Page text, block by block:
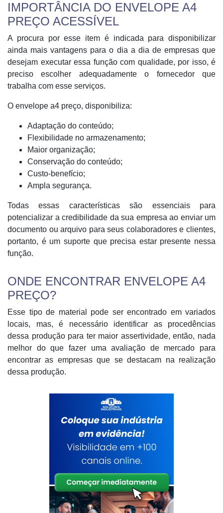
IMPORTÂNCIA DO ENVELOPE A4
PREÇO ACESSÍVEL
A procura por esse item é indicada para disponibilizar
ainda mais vantagens para o dia a dia de empresas que
desejam executar essa função com qualidade, por isso, é
preciso escolher adequadamente o fornecedor que
trabalha com esse serviços.
O envelope a4 preço, disponibiliza:
Adaptação do conteúdo;
Flexibilidade no armazenamento;
Maior organização;
Conservação do conteúdo;
Custo-benefício;
Ampla segurança.
Todas essas características são essenciais para
potencializar a credibilidade da sua empresa ao enviar um
documento ou arquivo para seus colaboradores e clientes,
portanto, é um suporte que precisa estar presente nessa
função.
ONDE ENCONTRAR ENVELOPE A4
PREÇO?
Esse tipo de material pode ser encontrado em variados
locais, mas, é necessário identificar as procedências
dessa produção para ter maior assertividade, então, nada
melhor do que fazer uma avaliação de mercado para
encontrar as empresas que se destacam na realização
dessa produção.